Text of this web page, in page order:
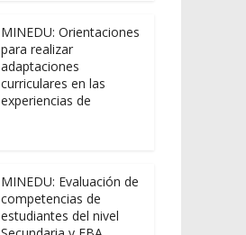
MINEDU: Orientaciones
para realizar
adaptaciones
curriculares en las
experiencias de
MINEDU: Evaluación de
competencias de
estudiantes del nivel